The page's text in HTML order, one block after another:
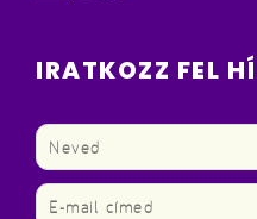
IRATKOZZ FEL